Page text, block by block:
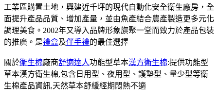
工業區購置土地，興建近千坪的現代自動化安全衛生廠房，全
面提升產品品質、增加產量，並由魚產結合農產製造更多元化
調理美食。2002年又導入品牌形象旗聚一堂而致力於產品包裝
的推廣。是禮盒及伴手禮的最佳選擇
關於衛生棉廠商舒適達人功能型草本漢方衛生棉:提供功能型
草本漢方衛生棉,包含日用型、夜用型、護墊型、量少型等衛
生棉產品資訊,天然草本舒緩經期悶熱不適